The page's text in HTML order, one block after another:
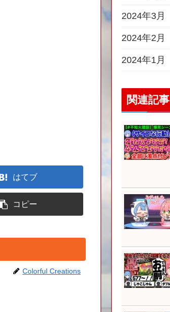
はてブ
コピー
Colorful Creations
2024年3月
2024年2月
2024年1月
関連記事